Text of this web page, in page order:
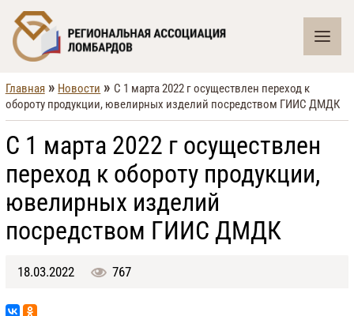
Главная » Новости » С 1 марта 2022 г осуществлен переход к
обороту продукции, ювелирных изделий посредством ГИИС ДМДК
С 1 марта 2022 г осуществлен
переход к обороту продукции,
ювелирных изделий
посредством ГИИС ДМДК
18.03.2022 767